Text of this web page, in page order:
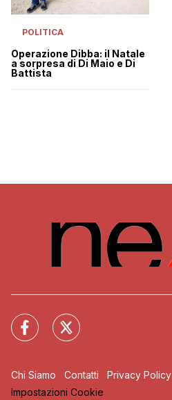
POLITICA
Operazione Dibba: il Natale
a sorpresa di Di Maio e Di
Battista
Chi Siamo Contatti Privacy Policy
Impostazioni Cookie